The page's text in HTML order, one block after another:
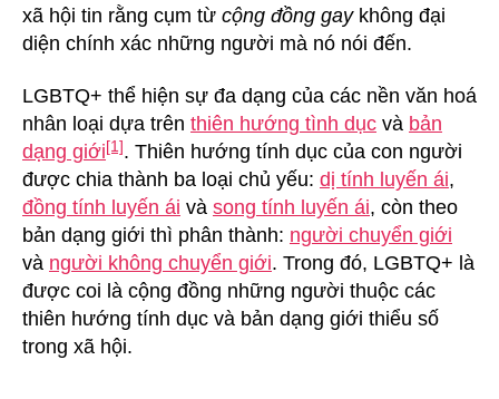
xã hội tin rằng cụm từ cộng đồng gaykhông đại
diện chính xác những người mà nó nói đến.
LGBTQ+ thể hiện sự đa dạng của các nền văn hoá
nhân loại dựa trên thiên hướng tình dục và bản
dạng giới[1]. Thiên hướng tính dục của con người
được chia thành ba loại chủ yếu: dị tính luyến ái,
đồng tính luyến ái và song tính luyến ái, còn theo
bản dạng giới thì phân thành: người chuyển giới
và người không chuyển giới. Trong đó, LGBTQ+ là
được coi là cộng đồng những người thuộc các
thiên hướng tính dục và bản dạng giới thiểu số
trong xã hội.